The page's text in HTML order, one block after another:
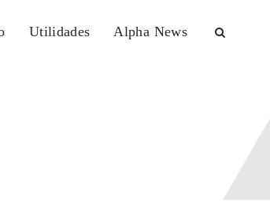
Utilidades Alpha News